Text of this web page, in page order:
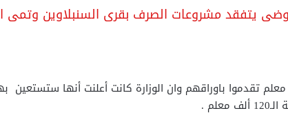
يتفقد مشروعات الصرف بقرى السنبلاوين وتمى
د. ماجدة أن الـ120 ألف معلم تقدموا باوراقهم وان الوزارة كانت أعلنت أنها
.